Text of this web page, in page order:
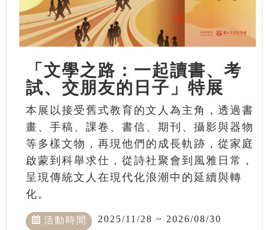
「文學之路：一起讀書、考
試、交朋友的日子」特展
本展以接受舊式教育的文人為主角，透過書
畫、手稿、課卷、書信、期刊、攝影與器物
等多樣文物，再現他們的成長軌跡，從家庭
啟蒙到科舉求仕，從詩社聚會到風雅日常，
呈現傳統文人在現代化浪潮中的延續與轉
化。
活動時間 2025/11/28 ~ 2026/08/30